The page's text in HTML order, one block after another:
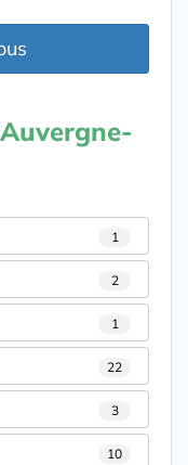
Auvergne-
1
2
1
22
3
10